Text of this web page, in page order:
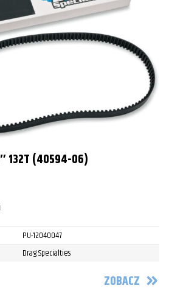
132T (40594-06)
PU-12040047
Drag Specialties
ZOBACZ